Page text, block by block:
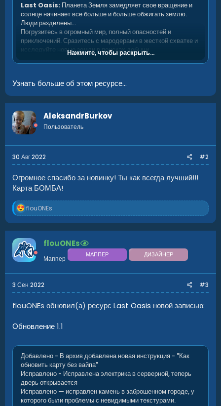
Last Oasis: Планета Земля замедляет свое вращение и
солнце начинает все больше и больше обжигать землю.
Люди разделены...
Погрузитесь в огромный мир, полный опасностей и
приключений. Сразитесь с мародерами в жесткой схватке и
исследуйте новые земли в поисках добычи.
Размер карты 4096.
для...
Нажмите, чтобы раскрыть...
Узнать больше об этом ресурсе...
AleksandrBurkov
Пользователь
30 Авг 2022 #2
Огромное спасибо за новинку! Ты как всегда лучший!!!
Карта БОМБА!
Р
е
а
к
ц
и
и
:
flouONEs
flouONEs
Маппер МАППЕР ДИЗАЙНЕР
3 Сен 2022 #3
flouONEs обновил(а) ресурс Last Oasis новой записью:
Обновление 1.1
Добавлено - В архив добавлена новая инструкция - "Как
обновить карту без вайпа"
Исправлено - Исправлена электрика в серверной, теперь
дверь открывается
Исправлено — исправлен камень в заброшенном городе, у
которого были проблемы с невидимыми текстурами.